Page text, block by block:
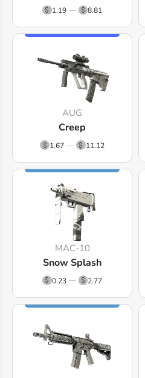
1.19 8.81
AUG
Creep
1.67 11.12
MAC-10
Snow Splash
0.23 2.77